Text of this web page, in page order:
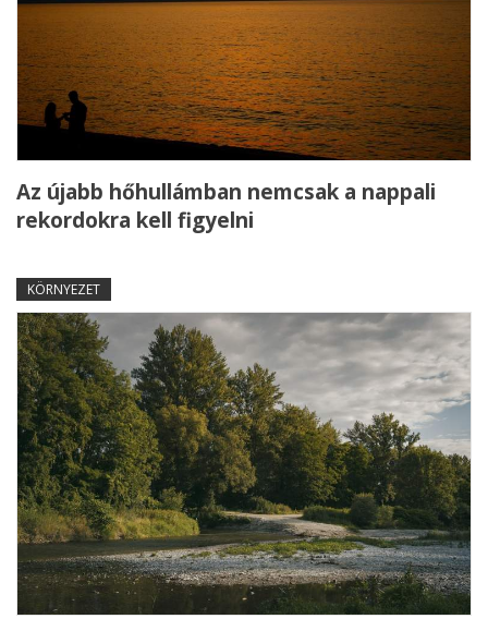
Az újabb hőhullámban nemcsak a nappali
rekordokra kell figyelni
KÖRNYEZET